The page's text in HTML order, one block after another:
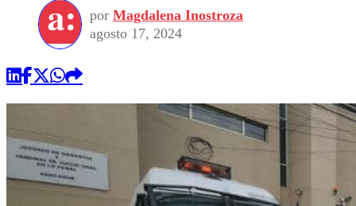
por Magdalena Inostroza
agosto 17, 2024